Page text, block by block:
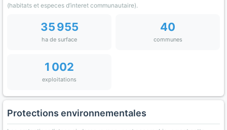
(habitats et especes d’interet communautaire).
35 955
ha de surface
40
communes
1 002
exploitations
Protections environnementales